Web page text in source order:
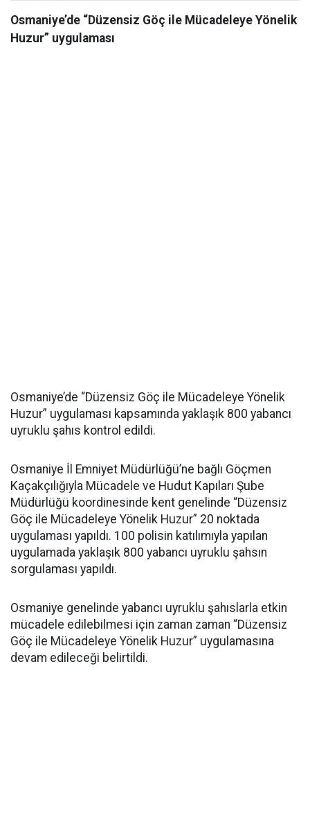
Osmaniye’de “Düzensiz Göç ile Mücadeleye Yönelik
Huzur” uygulaması
Osmaniye’de “Düzensiz Göç ile Mücadeleye Yönelik
Huzur” uygulaması kapsamında yaklaşık 800 yabancı
uyruklu şahıs kontrol edildi.
Osmaniye İl Emniyet Müdürlüğü’ne bağlı Göçmen
Kaçakçılığıyla Mücadele ve Hudut Kapıları Şube
Müdürlüğü koordinesinde kent genelinde “Düzensiz
Göç ile Mücadeleye Yönelik Huzur” 20 noktada
uygulaması yapıldı. 100 polisin katılımıyla yapılan
uygulamada yaklaşık 800 yabancı uyruklu şahsın
sorgulaması yapıldı.
Osmaniye genelinde yabancı uyruklu şahıslarla etkin
mücadele edilebilmesi için zaman zaman “Düzensiz
Göç ile Mücadeleye Yönelik Huzur” uygulamasına
devam edileceği belirtildi.